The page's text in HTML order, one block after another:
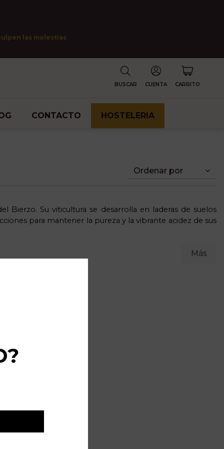
las molestias
BUSCAR CUENTA CARRITO
CONTACTO HOSTELERIA
Bierzo. Su viticultura se desarrolla en laderas de suelos
para mantener la pureza y la vibrante acidez de sus
Más
Ordenar por